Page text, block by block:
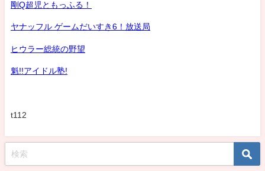
剛Q超児ともっふる！
ヤナッフル ゲームだいすき6！放送局
ヒウラー総統の野望
魁!!アイドル塾!
t112